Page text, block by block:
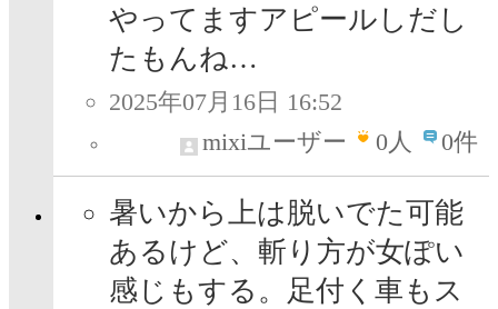
やってますアピールしだし
たもんね…
2025年07月16日 16:52
mixiユーザー
0人 0件
暑いから上は脱いでた可能
あるけど、斬り方が女ぽい
感じもする。足付く車もス